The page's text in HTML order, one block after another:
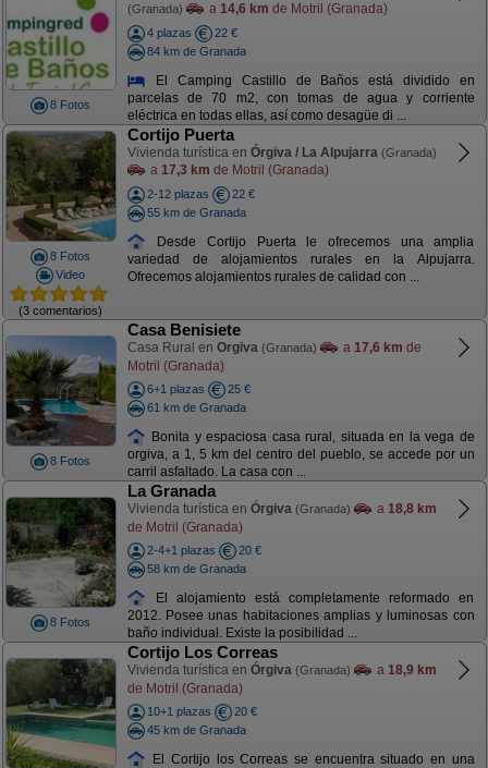
8 Fotos
(Granada) a 14,6 km de Motril (Granada)
4 plazas
22 €
84 km de Granada
El Camping Castillo de Baños está dividido en
parcelas de 70 m2, con tomas de agua y corriente
eléctrica en todas ellas, así como desagüe di ...
8 Fotos
Video
(3 comentarios)
Cortijo Puerta
Vivienda turística en Órgiva / La Alpujarra (Granada)
a 17,3 km de Motril (Granada)
2-12 plazas
22 €
55 km de Granada
Desde Cortijo Puerta le ofrecemos una amplia
variedad de alojamientos rurales en la Alpujarra.
Ofrecemos alojamientos rurales de calidad con ...
8 Fotos
Casa Benisiete
Casa Rural en Orgiva (Granada) a 17,6 km de
Motril (Granada)
6+1 plazas
25 €
61 km de Granada
Bonita y espaciosa casa rural, situada en la vega de
orgiva, a 1, 5 km del centro del pueblo, se accede por un
carril asfaltado. La casa con ...
8 Fotos
La Granada
Vivienda turística en Órgiva (Granada) a 18,8 km
de Motril (Granada)
2-4+1 plazas
20 €
58 km de Granada
El alojamiento está completamente reformado en
2012. Posee unas habitaciones amplias y luminosas con
baño individual. Existe la posibilidad ...
Cortijo Los Correas
Vivienda turística en Órgiva (Granada) a 18,9 km
de Motril (Granada)
10+1 plazas
20 €
45 km de Granada
El Cortijo los Correas se encuentra situado en una